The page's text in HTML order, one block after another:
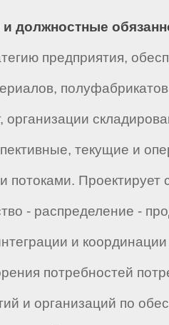
и должностные
предприятия,
организации
текущие и
Проектирует
- распределение
и
потребностей
и организаций по